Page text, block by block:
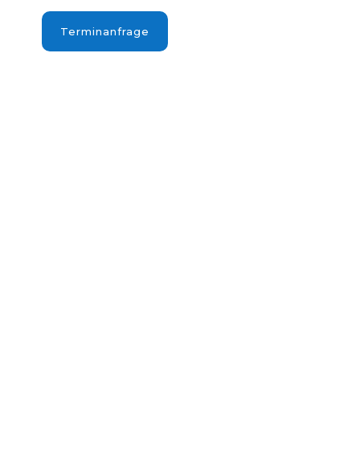
Terminanfrage